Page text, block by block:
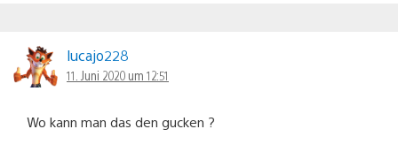
lucajo228
11. Juni 2020 um 12:51
Wo kann man das den gucken ?